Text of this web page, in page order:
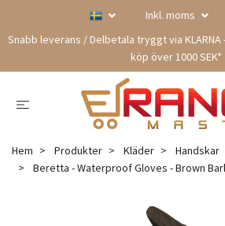
Inkl. moms
Snabb leverans / Delbetala tryggt via KLARNA
köp över 1000 SEK*
Hem Produkter Kläder
Handskar
Beretta - Waterproof Gloves - Brown